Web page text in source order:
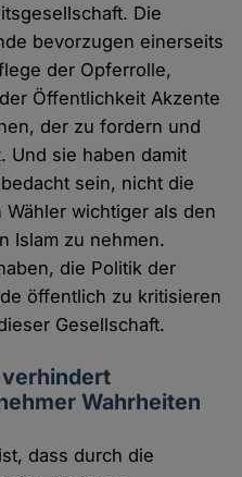
Die
bevorzugen einerseits
der Opferrolle,
Öffentlichkeit Akzente
der zu fordern und
Und sie haben damit
sein, nicht die
wichtiger als den
Islam zu nehmen.
die Politik der
öffentlich zu kritisieren
Gesellschaft.
Wahrheiten
dass durch die